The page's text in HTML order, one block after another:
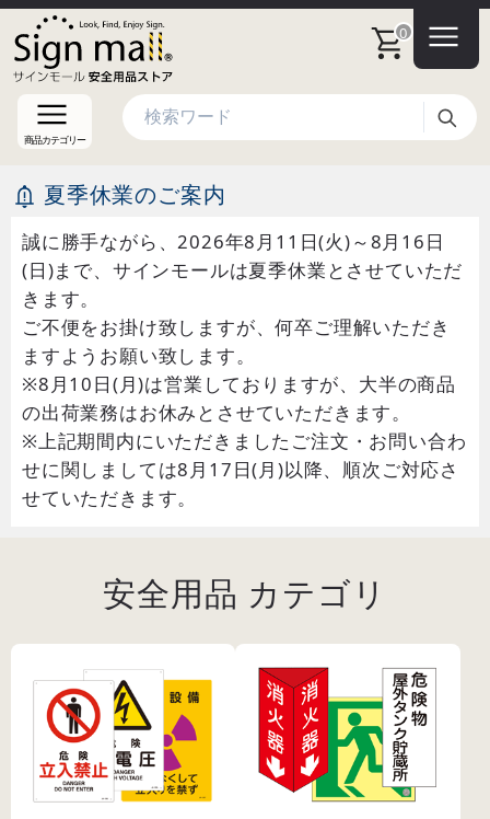
0
商品カテゴリー 検索
夏季休業のご案内
誠に勝手ながら、2026年8月11日(火)～8月16日
(日)まで、サインモールは夏季休業とさせていただ
きます。
ご不便をお掛け致しますが、何卒ご理解いただき
ますようお願い致します。
※8月10日(月)は営業しておりますが、大半の商品
の出荷業務はお休みとさせていただきます。
※上記期間内にいただきましたご注文・お問い合わ
せに関しましては8月17日(月)以降、順次ご対応さ
せていただきます。
安全用品 カテゴリ